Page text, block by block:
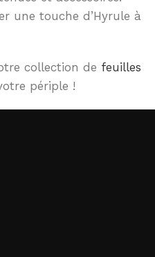
une touche d’Hyrule à
collection de feuilles
périple !